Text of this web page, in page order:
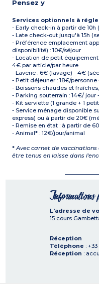
Pensez y
Services optionnels à
- Early check-in à partir de
- Late check-out jusqu'à 15h
- Préférence emplacement
disponibilité) : 10€/séjour
- Location de petit
4€ par article/par heure
- Laverie : 6€ (lavage) - 4€
- Petit déjeuner : 18€/personne
- Boissons chaudes et
- Parking souterrain : 14€/
- Kit serviette (1 grande + 1
- Service ménage disponible
express) ou à partir de 20€
- Remise en état : à partir de
- Animal* : 12€/jour/animal
*Avec carnet de
être tenus en laisse dans
Informations
L'adresse de
15 cours
Réception
Téléphone :
Réception :